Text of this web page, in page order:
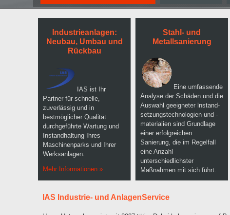
Industrieanlagen:
Neubau, Umbau und
Rückbau
IAS ist Ihr
Partner für schnelle,
zuverlässig und in
bestmöglicher Qualität
durchgeführte Wartung und
Instandhaltung Ihres
Maschinenparks und Ihrer
Werksanlagen.
Mehr Informationen »
Stahl- und
Metallsanierung
Eine umfassende
Analyse der Schäden und die
Auswahl geeigneter lnstand-
setzungstechnologien und -
materialien sind Grundlage
einer erfolgrei­chen
Sanierung, die im Regelfall
eine Anzahl
unterschiedlichster
Maßnahmen mit sich führt.
IAS Industrie- und AnlagenService